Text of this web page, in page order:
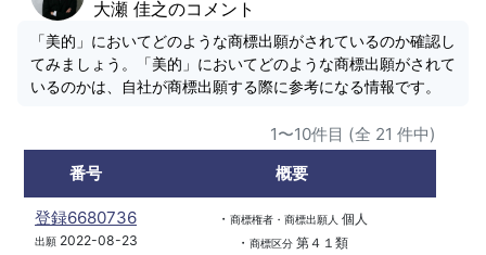
大瀬 佳之のコメント
「美的」においてどのような商標出願がされているのか確認し
てみましょう。「美的」においてどのような商標出願がされて
いるのかは、自社が商標出願する際に参考になる情報です。
1〜10件目 (全 21 件中)
番号
概要
登録6680736
出願2022-08-23
・ 商標権者・商標出願人 個人
・ 商標区分第４１類